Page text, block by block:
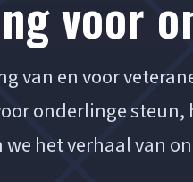
voor
van en voor
onderlinge steun,
het verhaal van